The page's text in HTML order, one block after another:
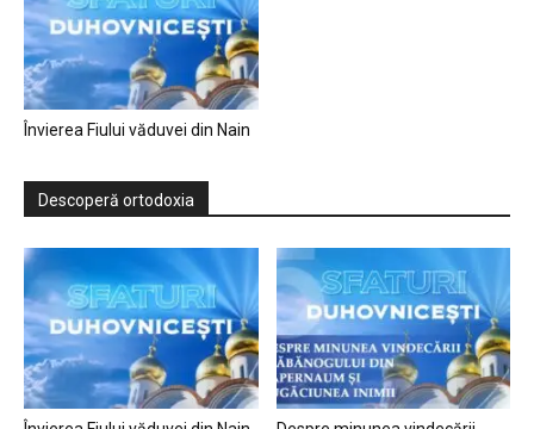
Învierea Fiului văduvei din Nain
Descoperă ortodoxia